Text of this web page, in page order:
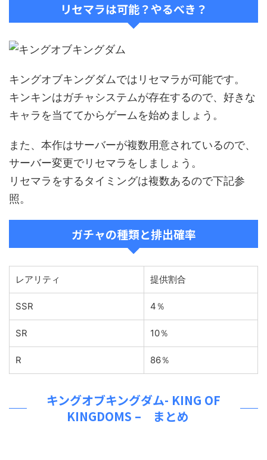
リセマラは可能？やるべき？
キングオブキングダムではリセマラが可能です。
キンキンはガチャシステムが存在するので、好きな
キャラを当ててからゲームを始めましょう。
また、本作はサーバーが複数用意されているので、
サーバー変更でリセマラをしましょう。
リセマラをするタイミングは複数あるので下記参
照。
ガチャの種類と排出確率
レアリティ 提供割合
SSR 4％
SR 10％
R 86％
キングオブキングダム- KING OF
KINGDOMS –
まとめ